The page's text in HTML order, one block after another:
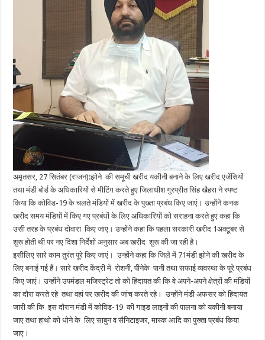
अमृतसर, 27 सितंबर (राजन):झोने की समूची खरीद यकीनी बनाने के लिए खरीद एजेंसियों
तथा मंडी बोर्ड के अधिकारियों से मीटिंग करते हुए जिलाधीश गुरप्रीत सिंह खैहरा ने स्पष्ट
किया कि कोविड-19 के चलते मंडियों में खरीद के पुख्ता प्रबंध किए जाएं। उन्होंने कनक
खरीद समय मंडियों में किए गए प्रबंधों के लिए अधिकारियों को सराहना करते हुए कहा कि
उसी तरह के प्रबंध दोवारा किए जाए। उन्होंने कहा कि पहला सरकारी खरीद 1अक्टूबर से
शुरू होती थी पर नए दिशा निर्देशों अनुसार अब खरीद शुरू की जा रही है।
इसीलिए सारे काम तुरंत पूरे किए जाएं। उन्होंने कहा कि जिले में 71मंडी झोने की खरीद के
लिए बनाई गई हैं। सारे खरीद केंद्री मे रोशनी, पीनेके पानी तथा सफाई व्यवस्था के पूरे प्रबंध
किए जाएं। उन्होंने उपमंडल मजिस्ट्रेट तो को हिदायत की कि वे अपने-अपने क्षेत्रों की मंडियों
का दौरा करते रहे तथा वहां पर खरीद की जांच करते रहे। उन्होंने मंडी अफसर को हिदायत
जारी की कि इस दौरान मंडी में कोविड-19 की गाइड लाइनों की पालना को यकीनी बनाया
जाए तथा हाथो को धोने के लिए साबुन व सैनिटाइजर, मास्क आदि का पुख्ता प्रबंध किया
जाए।